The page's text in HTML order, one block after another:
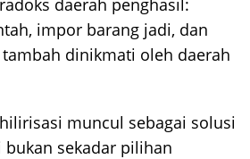
daerah penghasil:
impor barang jadi, dan
dinikmati oleh daerah
muncul sebagai solusi
sekadar pilihan